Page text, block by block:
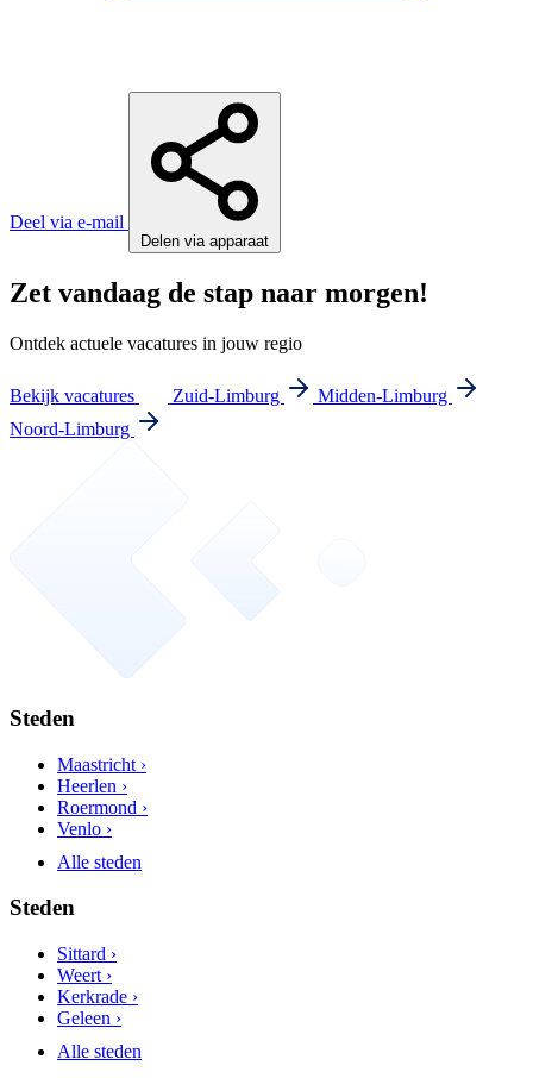
Deel via e-mail
Delen via apparaat
Zet vandaag de stap naar morgen!
Ontdek actuele vacatures in jouw regio
Bekijk vacatures Zuid-Limburg
Midden-Limburg
Noord-Limburg
Steden
Maastricht ›
Heerlen ›
Roermond ›
Venlo ›
Alle steden
Steden
Sittard ›
Weert ›
Kerkrade ›
Geleen ›
Alle steden